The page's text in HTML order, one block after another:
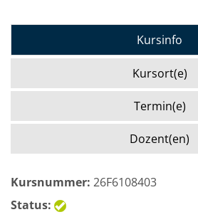
Kursinfo
Kursort(e)
Termin(e)
Dozent(en)
Kursnummer: 26F6108403
Status: